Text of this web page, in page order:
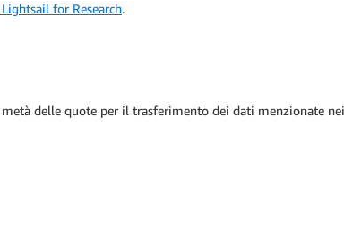
for Research.
delle quote per il trasferimento dei dati menzionate